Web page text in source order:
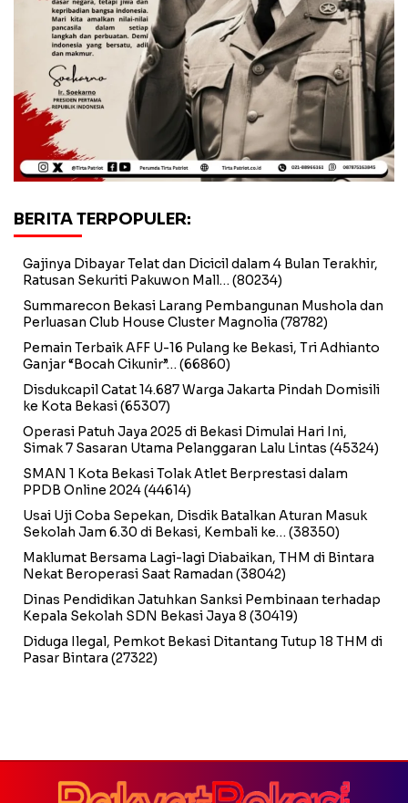
BERITA TERPOPULER:
Gajinya Dibayar Telat dan Dicicil dalam 4 Bulan Terakhir,
Ratusan Sekuriti Pakuwon Mall… (80234)
Summarecon Bekasi Larang Pembangunan Mushola dan
Perluasan Club House Cluster Magnolia (78782)
Pemain Terbaik AFF U-16 Pulang ke Bekasi, Tri Adhianto
Ganjar “Bocah Cikunir”… (66860)
Disdukcapil Catat 14.687 Warga Jakarta Pindah Domisili
ke Kota Bekasi(65307)
Operasi Patuh Jaya 2025 di Bekasi Dimulai Hari Ini,
Simak 7 Sasaran Utama Pelanggaran Lalu Lintas (45324)
SMAN 1 Kota Bekasi Tolak Atlet Berprestasi dalam
PPDB Online 2024(44614)
Usai Uji Coba Sepekan, Disdik Batalkan Aturan Masuk
Sekolah Jam 6.30 di Bekasi, Kembali ke… (38350)
Maklumat Bersama Lagi-lagi Diabaikan, THM di Bintara
Nekat Beroperasi Saat Ramadan (38042)
Dinas Pendidikan Jatuhkan Sanksi Pembinaan terhadap
Kepala Sekolah SDN Bekasi Jaya 8 (30419)
Diduga Ilegal, Pemkot Bekasi Ditantang Tutup 18 THM di
Pasar Bintara (27322)